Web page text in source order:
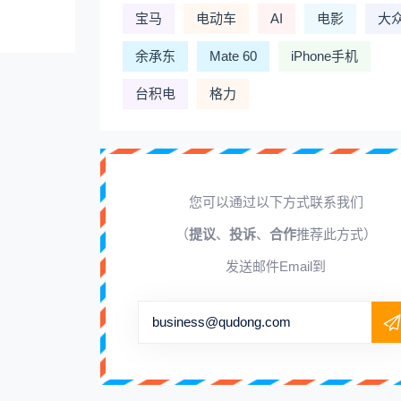
宝马 电动车 AI 电影 大
余承东 Mate 60 iPhone手机
台积电 格力
您可以通过以下方式联系我们
（提议、 投诉、 合作推荐此方式）
发送邮件Email到
business@qudong.com